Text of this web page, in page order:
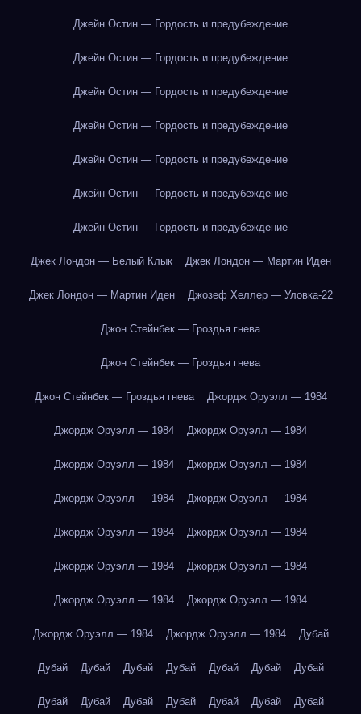
Джейн Остин — Гордость и предубеждение
Джейн Остин — Гордость и предубеждение
Джейн Остин — Гордость и предубеждение
Джейн Остин — Гордость и предубеждение
Джейн Остин — Гордость и предубеждение
Джейн Остин — Гордость и предубеждение
Джейн Остин — Гордость и предубеждение
Джек Лондон — Белый Клык Джек Лондон — Мартин Иден
Джек Лондон — Мартин Иден Джозеф Хеллер — Уловка-22
Джон Стейнбек — Гроздья гнева
Джон Стейнбек — Гроздья гнева
Джон Стейнбек — Гроздья гнева Джордж Оруэлл — 1984
Джордж Оруэлл — 1984 Джордж Оруэлл — 1984
Джордж Оруэлл — 1984 Джордж Оруэлл — 1984
Джордж Оруэлл — 1984 Джордж Оруэлл — 1984
Джордж Оруэлл — 1984 Джордж Оруэлл — 1984
Джордж Оруэлл — 1984 Джордж Оруэлл — 1984
Джордж Оруэлл — 1984 Джордж Оруэлл — 1984
Джордж Оруэлл — 1984 Джордж Оруэлл — 1984 Дубай
Дубай Дубай Дубай Дубай Дубай Дубай Дубай
Дубай Дубай Дубай Дубай Дубай Дубай Дубай